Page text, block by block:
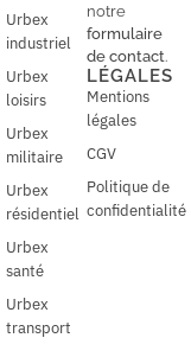
Urbex
industriel
Urbex
loisirs
Urbex
militaire
Urbex
résidentiel
Urbex
santé
Urbex
transport
notre
formulaire
de contact.
LÉGALES
Mentions
légales
CGV
Politique de
confidentialité